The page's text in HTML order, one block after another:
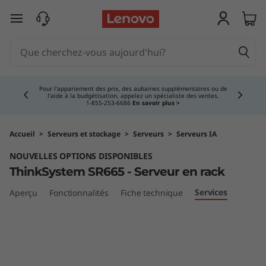
B
e
e
passer au contenu principal
Pour l'appariement des prix, des aubaines supplémentaires ou de
l'aide à la budgétisation, appelez un spécialiste des ventes.
1‑855‑253‑6686 En savoir plus >
Accueil > Serveurs et stockage > Serveurs > Serveurs IA
NOUVELLES OPTIONS DISPONIBLES
ThinkSystem SR665 - Serveur en rack
Aperçu Fonctionnalités Fiche technique Services